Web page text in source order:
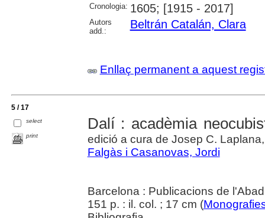
Cronologia: 1605; [1915 - 2017]
Autors
add.:
Beltrán Catalán, Clara
Enllaç permanent a aquest
5 / 17
select
print
Dalí : acadèmia
edició a cura de Josep C.
Falgàs i Casanovas, Jordi
Barcelona : Publicacions de
151 p. : il. col. ; 17 cm (